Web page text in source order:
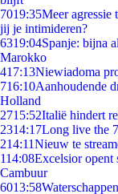
7019:35Meer agressie
jij je intimideren?
6319:04Spanje: bijna
Marokko
417:13Niewiadoma
716:10Aanhoudende
Holland
2715:52Italië hindert
2314:17Long live the
214:11Nieuw te
114:08Excelsior opent
Cambuur
6013:58